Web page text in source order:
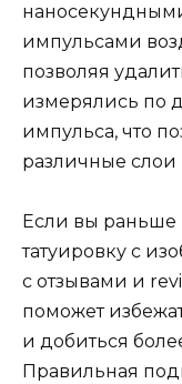
импульсами
позволяя
измерялись по
импульса, что
различные слои
Если вы раньше
татуировку с
с отзывами и
поможет
и добиться
Правильная